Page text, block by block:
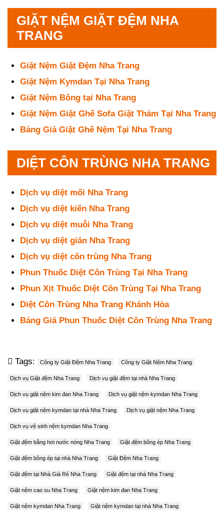
GIẶT NỆM GIẶT ĐỆM NHA
TRANG
Giặt Nệm Giặt Đệm Nha Trang
Giặt Nệm Kymdan Tại Nha Trang
Giặt Nệm Bông tại Nha Trang
Giặt Nệm Giặt Ghế Sofa Giặt Thảm Tại Nha Trang
Bảng Giá Giặt Ghế Nệm Tại Nha Trang
DIỆT CÔN TRÙNG NHA TRANG
Dịch vụ diệt mối Nha Trang
Dịch vụ diệt kiến Nha Trang
Dịch vụ diệt muỗi Nha Trang
Dịch vụ diệt gián Nha Trang
Dịch vụ diệt côn trùng Nha Trang
Phun Thuốc Diệt Côn Trùng Tại Nha Trang
Phun Xịt Thuốc Diệt Côn Trùng Tại Nha Trang
Diệt Côn Trùng Nha Trang Khánh Hòa
Bảng Giá Phun Thuốc Diệt Côn Trùng Nha Trang
Tags: Công ty Giặt Đệm Nha Trang Công ty Giặt Nệm Nha Trang
Dịch vụ Giặt đệm Nha Trang Dịch vụ giặt đệm tại nhà Nha Trang
Dịch vụ giặt nệm kim đan Nha Trang Dịch vụ giặt nệm kymdan Nha Trang
Dịch vụ giặt nệm kymdan tại nhà Nha Trang Dịch vụ giặt nệm Nha Trang
Dịch vụ vệ sinh nệm kymdan Nha Trang
Giặt đệm bằng hơi nước nóng Nha Trang Giặt đệm bông ép Nha Trang
Giặt đệm bông ép tại nhà Nha Trang Giặt Đệm Nha Trang
Giặt đệm tại Nhà Giá Rẻ Nha Trang Giặt đệm tại nhà Nha Trang
Giặt nệm cao su Nha Trang Giặt nệm kim đan Nha Trang
Giặt nệm kymdan Nha Trang Giặt nệm kymdan tại nhà Nha Trang